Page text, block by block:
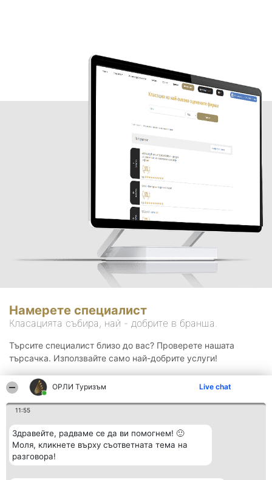
ОРЛИ Туризъм Live chat
11:55
Здравейте, радваме се да ви помогнем! 🙂
Моля, кликнете върху съответната тема на
разговора!
Намерете специалист
Класацията събира, най - добрите в бранша.
Търсите специалист близо до вас? Проверете нашата
търсачка. Използвайте само най-добрите услуги!